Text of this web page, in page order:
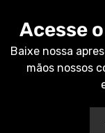
Acesse
Baixe nossa
mãos nossos